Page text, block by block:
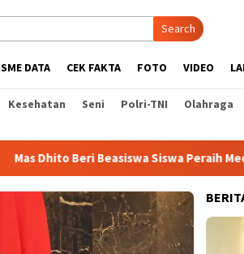
Search
DATA CEK FAKTA FOTO VIDEO
Kesehatan Seni Polri-TNI Olahraga
Beasiswa Siswa Peraih Medali Emas LKS